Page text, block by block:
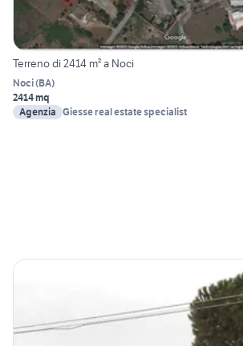
Terreno di 2414 m² a Noci
Noci(BA)
2414 mq
Agenzia Giesse real estate specialist